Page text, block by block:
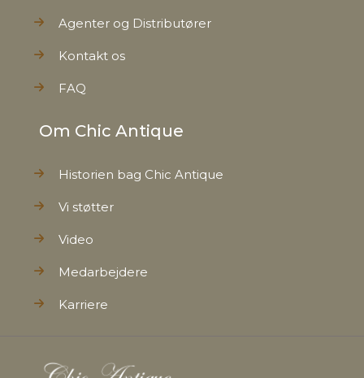
Agenter og Distributører
Kontakt os
FAQ
Om Chic Antique
Historien bag Chic Antique
Vi støtter
Video
Medarbejdere
Karriere